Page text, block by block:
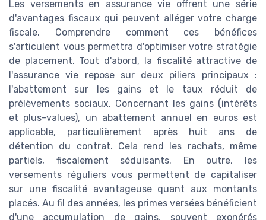
Les versements en assurance vie offrent une série
d'avantages fiscaux qui peuvent alléger votre charge
fiscale. Comprendre comment ces bénéfices
s'articulent vous permettra d'optimiser votre stratégie
de placement. Tout d'abord, la fiscalité attractive de
l'assurance vie repose sur deux piliers principaux :
l'abattement sur les gains et le taux réduit de
prélèvements sociaux. Concernant les gains (intérêts
et plus-values), un abattement annuel en euros est
applicable, particulièrement après huit ans de
détention du contrat. Cela rend les rachats, même
partiels, fiscalement séduisants. En outre, les
versements réguliers vous permettent de capitaliser
sur une fiscalité avantageuse quant aux montants
placés. Au fil des années, les primes versées bénéficient
d'une accumulation de gains, souvent exonérés